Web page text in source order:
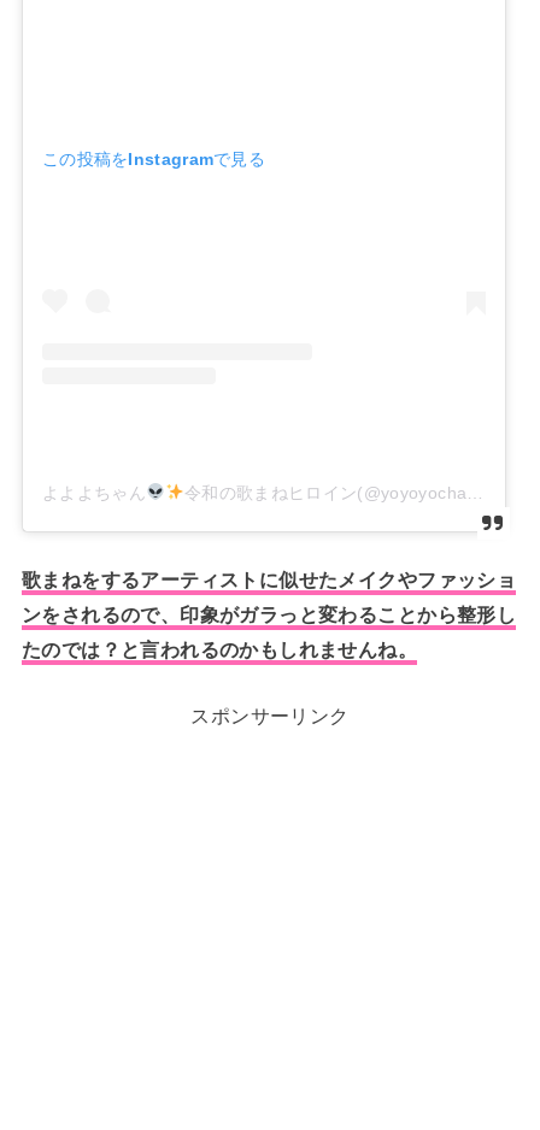
この投稿をInstagramで見る
よよよちゃん 令和の歌まねヒロイン(@yoyoyochan_insta)がシェアした投稿
歌まねをするアーティストに似せたメイクやファッショ
ンをされるので、印象がガラっと変わることから整形し
たのでは？と言われるのかもしれませんね。
スポンサーリンク